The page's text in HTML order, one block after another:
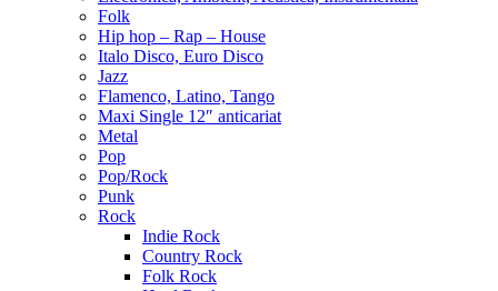
Folk
Hip hop – Rap – House
Italo Disco, Euro Disco
Jazz
Flamenco, Latino, Tango
Maxi Single 12″ anticariat
Metal
Pop
Pop/Rock
Punk
Rock
Indie Rock
Country Rock
Folk Rock